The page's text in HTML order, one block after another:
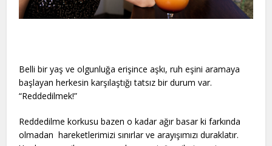
Belli bir yaş ve olgunluğa erişince aşkı, ruh eşini aramaya
başlayan herkesin karşılaştığı tatsız bir durum var.
“Reddedilmek!”
Reddedilme korkusu bazen o kadar ağır basar ki farkında
olmadan hareketlerimizi sınırlar ve arayışımızı duraklatır.